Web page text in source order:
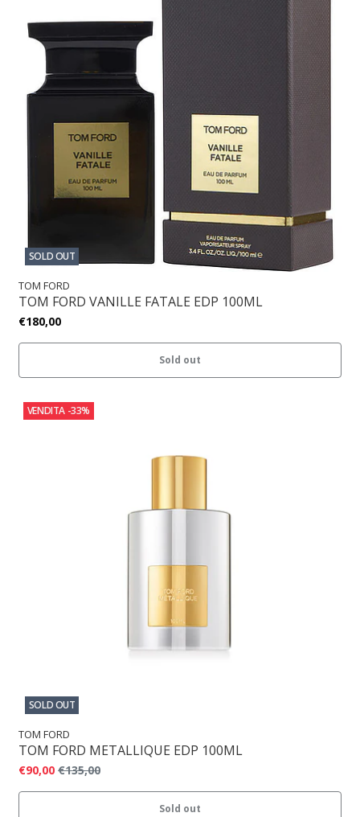
SOLD OUT
TOM FORD
TOM FORD VANILLE FATALE EDP 100ML
€180,00
Sold out
VENDITA -33%
SOLD OUT
TOM FORD
TOM FORD METALLIQUE EDP 100ML
€90,00 €135,00
Sold out